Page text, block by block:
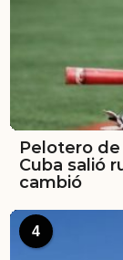
Pelotero
Cuba salió
cambió
4